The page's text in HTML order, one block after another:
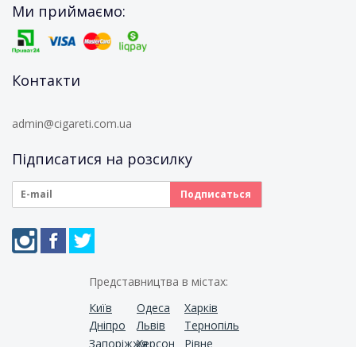
Ми приймаємо:
Контакти
admin@cigareti.com.ua
Підписатися на розсилку
Представництва в містах:
Київ
Одеса
Харків
Дніпро
Львів
Тернопіль
ЗапоріжжяХерсон Рівне